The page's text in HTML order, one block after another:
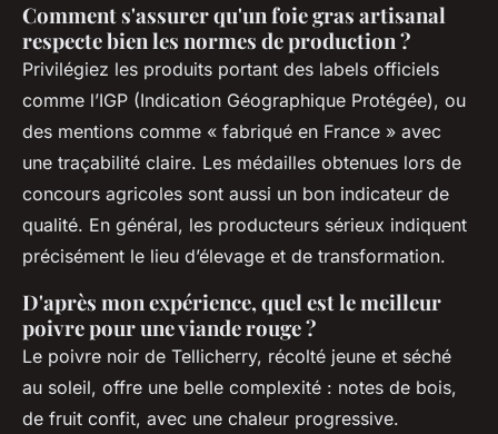
Comment s'assurer qu'un foie gras artisanal
respecte bien les normes de production ?
Privilégiez les produits portant des labels officiels
comme l’IGP (Indication Géographique Protégée), ou
des mentions comme « fabriqué en France » avec
une traçabilité claire. Les médailles obtenues lors de
concours agricoles sont aussi un bon indicateur de
qualité. En général, les producteurs sérieux indiquent
précisément le lieu d’élevage et de transformation.
D'après mon expérience, quel est le meilleur
poivre pour une viande rouge ?
Le poivre noir de Tellicherry, récolté jeune et séché
au soleil, offre une belle complexité : notes de bois,
de fruit confit, avec une chaleur progressive.